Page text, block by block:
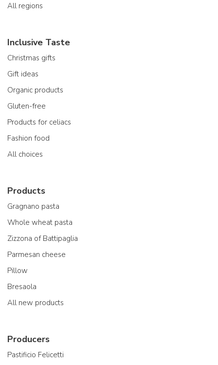
All regions
Inclusive Taste
Christmas gifts
Gift ideas
Organic products
Gluten-free
Products for celiacs
Fashion food
All choices
Products
Gragnano pasta
Whole wheat pasta
Zizzona of Battipaglia
Parmesan cheese
Pillow
Bresaola
All new products
Producers
Pastificio Felicetti